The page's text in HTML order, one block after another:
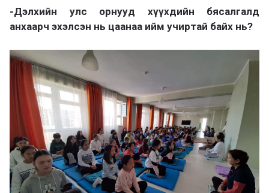
-Дэлхийн улс орнууд хүүхдийн бясалгалд
анхаарч эхэлсэн нь цаанаа ийм учиртай байх нь?